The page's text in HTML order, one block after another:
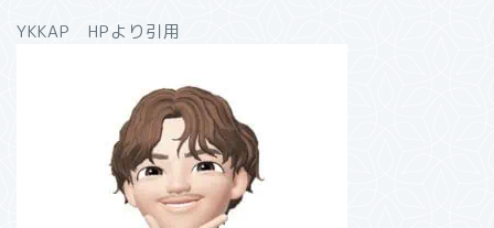
YKKAP HPより引用